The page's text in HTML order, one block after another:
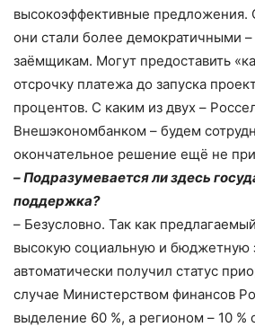
высокоэффективные предложения.
они стали более демократичными –
заёмщикам. Могут предоставить
отсрочку платежа до запуска
процентов. С каким из двух –
Внешэкономбанком – будем
окончательное решение ещё не
–Подразумевается ли здесь
поддержка?
– Безусловно. Так как
высокую социальную и бюджетную
автоматически получил статус
случае Министерством финансов
выделение 60 %, а регионом – 10